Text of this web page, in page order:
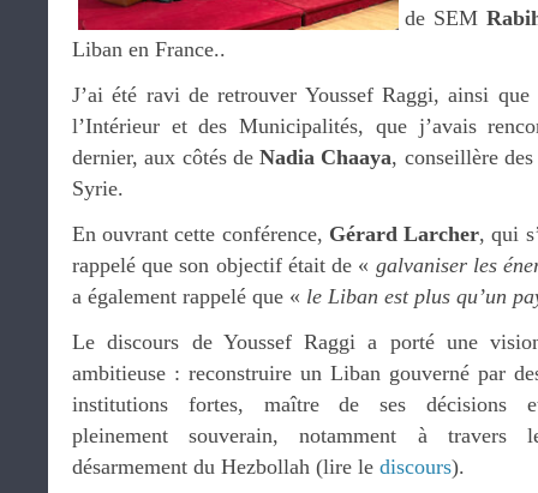
de SEM
Liban en France..
J’ai été ravi de retrouver Youssef Raggi, ainsi que
l’Intérieur et des Municipalités, que j’avais
dernier, aux côtés deNadia Chaaya, conseillère
Syrie.
En ouvrant cette conférence, Gérard Larcher, qui
rappelé que son objectif était de « galvaniser les
a également rappelé que « le Liban est plus qu’un
Le discours de Youssef Raggi a porté une
ambitieuse : reconstruire un Liban gouverné par
institutions fortes, maître de ses décisions
pleinement souverain, notamment à travers
désarmement du Hezbollah (lire le discours).